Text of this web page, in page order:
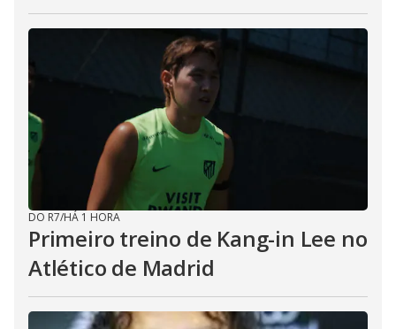
DO R7/HÁ 1 HORA
Primeiro treino de Kang-in Lee no
Atlético de Madrid